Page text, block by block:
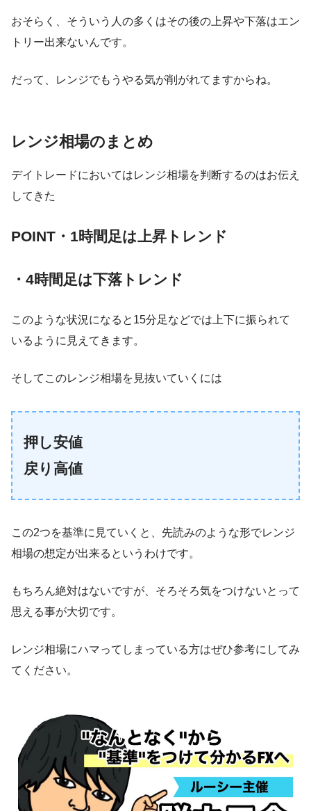
おそらく、そういう人の多くはその後の上昇や下落はエン
トリー出来ないんです。
だって、レンジでもうやる気が削がれてますからね。
レンジ相場のまとめ
デイトレードにおいてはレンジ相場を判断するのはお伝え
してきた
POINT ・1時間足は上昇トレンド
・4時間足は下落トレンド
このような状況になると15分足などでは上下に振られて
いるように見えてきます。
そしてこのレンジ相場を見抜いていくには
押し安値
戻り高値
この2つを基準に見ていくと、先読みのような形でレンジ
相場の想定が出来るというわけです。
もちろん絶対はないですが、そろそろ気をつけないとって
思える事が大切です。
レンジ相場にハマってしまっている方はぜひ参考にしてみ
てください。